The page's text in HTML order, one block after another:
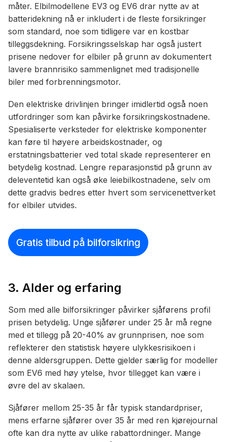
måter. Elbilmodellene EV3 og EV6 drar nytte av at
batteridekning nå er inkludert i de fleste forsikringer
som standard, noe som tidligere var en kostbar
tilleggsdekning. Forsikringsselskap har også justert
prisene nedover for elbiler på grunn av dokumentert
lavere brannrisiko sammenlignet med tradisjonelle
biler med forbrenningsmotor.
Den elektriske drivlinjen bringer imidlertid også noen
utfordringer som kan påvirke forsikringskostnadene.
Spesialiserte verksteder for elektriske komponenter
kan føre til høyere arbeidskostnader, og
erstatningsbatterier ved total skade representerer en
betydelig kostnad. Lengre reparasjonstid på grunn av
deleventetid kan også øke leiebilkostnadene, selv om
dette gradvis bedres etter hvert som servicenettverket
for elbiler utvides.
Gratis tilbud på bilforsikring
3. Alder og erfaring
Som med alle bilforsikringer påvirker sjåførens profil
prisen betydelig. Unge sjåfører under 25 år må regne
med et tillegg på 20-40% av grunnprisen, noe som
reflekterer den statistisk høyere ulykkesrisikoen i
denne aldersgruppen. Dette gjelder særlig for modeller
som EV6 med høy ytelse, hvor tillegget kan være i
øvre del av skalaen.
Sjåfører mellom 25-35 år får typisk standardpriser,
mens erfarne sjåfører over 35 år med ren kjørejournal
ofte kan dra nytte av ulike rabattordninger. Mange